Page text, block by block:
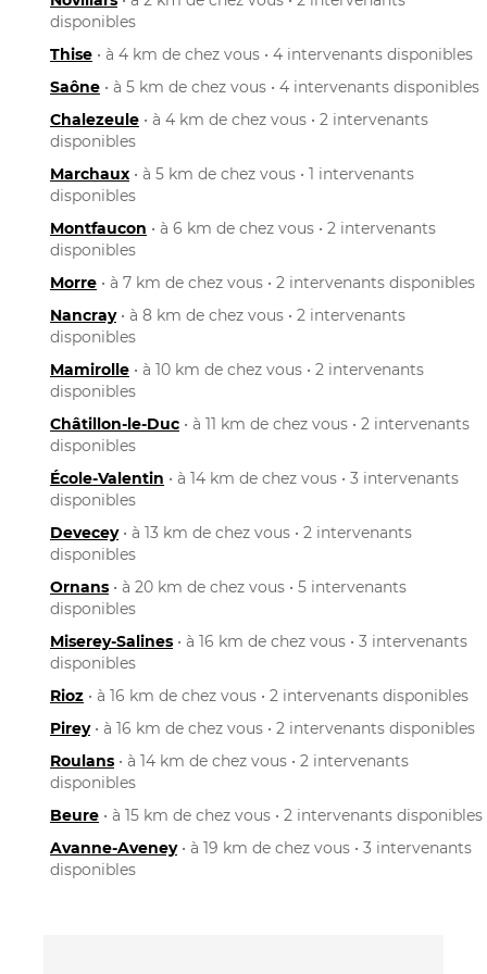
disponibles
Thise • à 4 km de chez vous • 4 intervenants disponibles
Saône • à 5 km de chez vous • 4 intervenants disponibles
Chalezeule • à 4 km de chez vous • 2 intervenants
disponibles
Marchaux • à 5 km de chez vous • 1 intervenants
disponibles
Montfaucon • à 6 km de chez vous • 2 intervenants
disponibles
Morre • à 7 km de chez vous • 2 intervenants disponibles
Nancray• à 8 km de chez vous • 2 intervenants
disponibles
Mamirolle • à 10 km de chez vous • 2 intervenants
disponibles
Châtillon-le-Duc • à 11 km de chez vous • 2 intervenants
disponibles
École-Valentin • à 14 km de chez vous • 3 intervenants
disponibles
Devecey• à 13 km de chez vous • 2 intervenants
disponibles
Ornans • à 20 km de chez vous • 5 intervenants
disponibles
Miserey-Salines • à 16 km de chez vous • 3 intervenants
disponibles
Rioz • à 16 km de chez vous • 2 intervenants disponibles
Pirey• à 16 km de chez vous • 2 intervenants disponibles
Roulans • à 14 km de chez vous • 2 intervenants
disponibles
Beure • à 15 km de chez vous • 2 intervenants disponibles
Avanne-Aveney• à 19 km de chez vous • 3 intervenants
disponibles